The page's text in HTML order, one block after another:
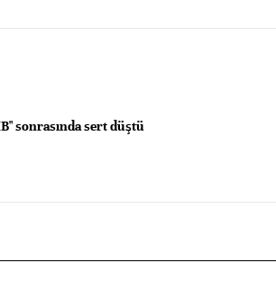
sonrasında sert düştü